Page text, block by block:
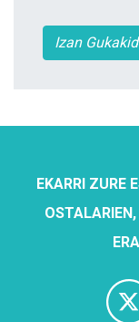
Izan
EKARRI ZURE